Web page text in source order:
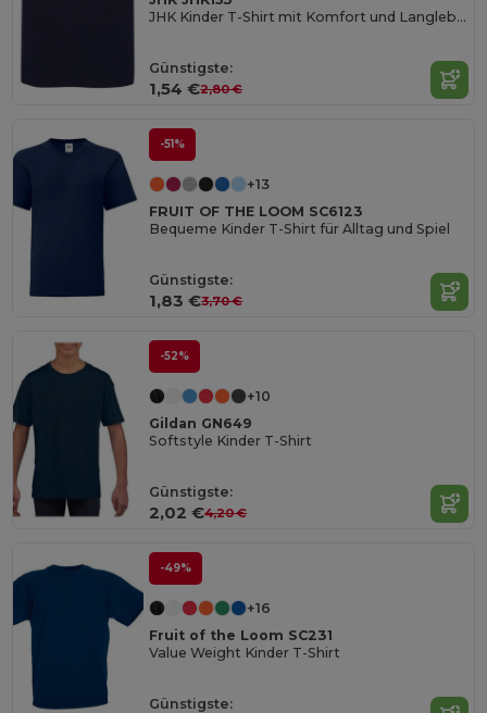
JHK Kinder T-Shirt mit Komfort und Langlebigkeit
Günstigste:
1,54 €2,80 €
-51%
+13
FRUIT OF THE LOOM SC6123
Bequeme Kinder T-Shirt für Alltag und Spiel
Günstigste:
1,83 €3,70 €
-52%
+10
Gildan GN649
Softstyle Kinder T-Shirt
Günstigste:
2,02 €4,20 €
-49%
+16
Fruit of the Loom SC231
Value Weight Kinder T-Shirt
Günstigste: